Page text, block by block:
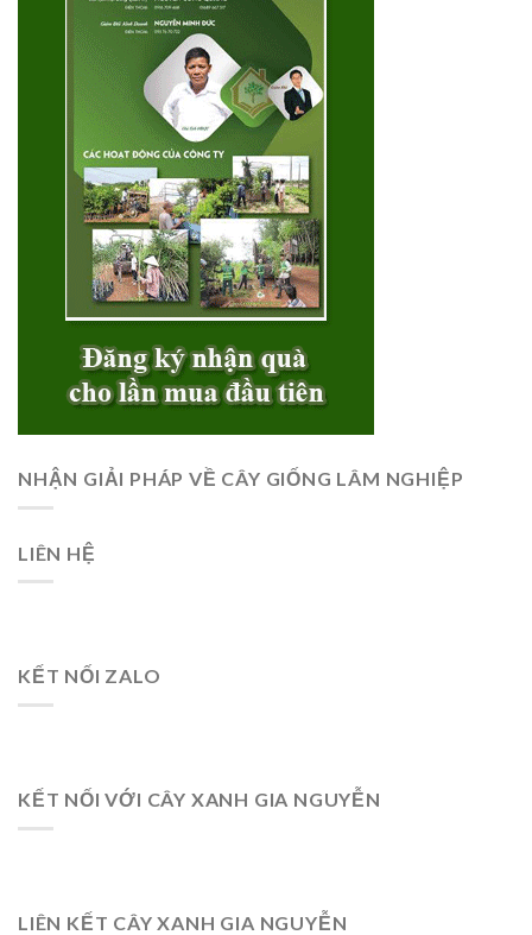
NHẬN GIẢI PHÁP VỀ CÂY GIỐNG LÂM NGHIỆP
LIÊN HỆ
KẾT NỐI ZALO
KẾT NỐI VỚI CÂY XANH GIA NGUYỄN
LIÊN KẾT CÂY XANH GIA NGUYỄN